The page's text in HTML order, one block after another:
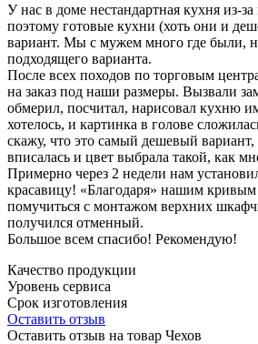
У нас в доме нестандартная кухня из-
поэтому готовые кухни (хоть они и
вариант. Мы с мужем много где были,
подходящего варианта.
После всех походов по торговым
на заказ под наши размеры. Вызвали
обмерил, посчитал, нарисовал кухню
хотелось, и картинка в голове
скажу, что это самый дешевый
вписалась и цвет выбрала такой, как
Примерно через 2 недели нам
красавицу! «Благодаря» нашим
помучиться с монтажом верхних
получился отменный.
Большое всем спасибо! Рекомендую!
Качество продукции
Уровень сервиса
Срок изготовления
Оставить отзыв
Оставить отзыв на товар Чехов